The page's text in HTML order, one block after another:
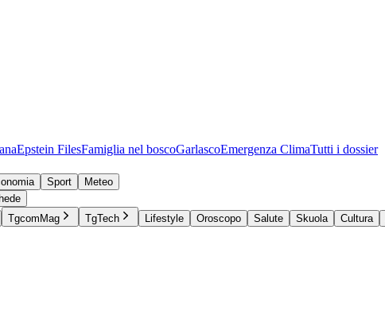
Epstein FilesFamiglia nel boscoGarlascoEmergenza ClimaTutti i dossier
Sport
Meteo
TgcomMag TgTech Lifestyle Oroscopo Salute Skuola Cultura